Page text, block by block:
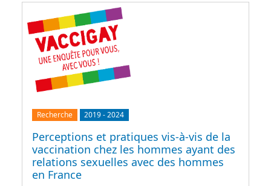
Recherche 2019-2024
Perceptions et pratiques vis-à-vis de la
vaccination chez les hommes ayant des
relations sexuelles avec des hommes
en France